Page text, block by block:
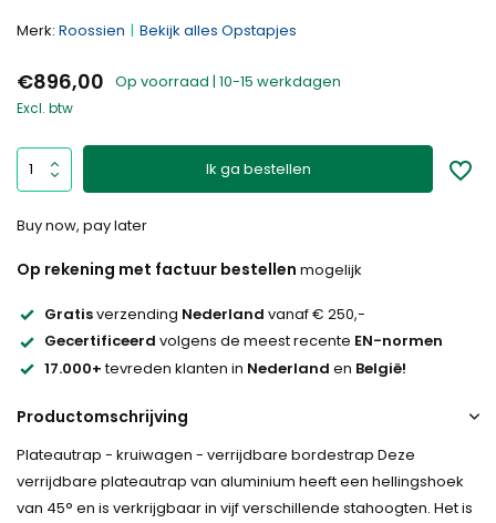
Merk: Roossien Bekijk alles Opstapjes
€896,00 Op voorraad | 10-15 werkdagen
Excl. btw
Ik ga bestellen
Buy now, pay later
Op rekening met factuur bestellen mogelijk
Gratisverzending Nederland vanaf € 250,-
Gecertificeerd volgens de meest recente EN-normen
17.000+tevreden klanten in Nederland en België!
Productomschrijving
Plateautrap - kruiwagen - verrijdbare bordestrap Deze
verrijdbare plateautrap van aluminium heeft een hellingshoek
van 45° en is verkrijgbaar in vijf verschillende stahoogten. Het is